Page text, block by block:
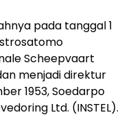
pada tanggal 1
Scheepvaart
menjadi direktur
1953, Soedarpo
Ltd. (INSTEL).